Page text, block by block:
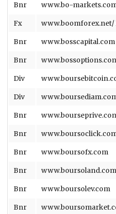
Bnr www.bo-
Fx www.boomforex.net/
Bnr www.bosscapital.com
Bnr
Div
Div
Bnr
Bnr
Bnr www.boursofx.com
Bnr www.boursoland.com
Bnr www.boursolev.com
Bnr